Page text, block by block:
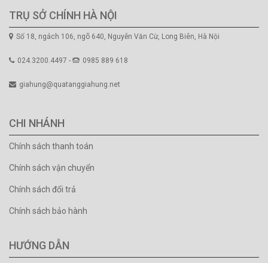
TRỤ SỞ CHÍNH HÀ NỘI
Số 18, ngách 106, ngõ 640, Nguyễn Văn Cừ, Long Biên, Hà Nội
024.3200.4497 - 0985 889 618
giahung@quatanggiahung.net
CHI NHÁNH
Chính sách thanh toán
Chính sách vận chuyển
Chính sách đổi trả
Chính sách bảo hành
HƯỚNG DẪN